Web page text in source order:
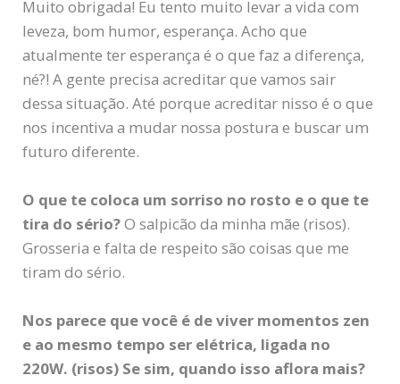
Muito obrigada! Eu tento muito levar a vida com
leveza, bom humor, esperança. Acho que
atualmente ter esperança é o que faz a diferença,
né?! A gente precisa acreditar que vamos sair
dessa situação. Até porque acreditar nisso é o que
nos incentiva a mudar nossa postura e buscar um
futuro diferente.
O que te coloca um sorriso no rosto e o que te
tira do sério?O salpicão da minha mãe (risos).
Grosseria e falta de respeito são coisas que me
tiram do sério.
Nos parece que você é de viver momentos zen
e ao mesmo tempo ser elétrica, ligada no
220W. (risos) Se sim, quando isso aflora mais?